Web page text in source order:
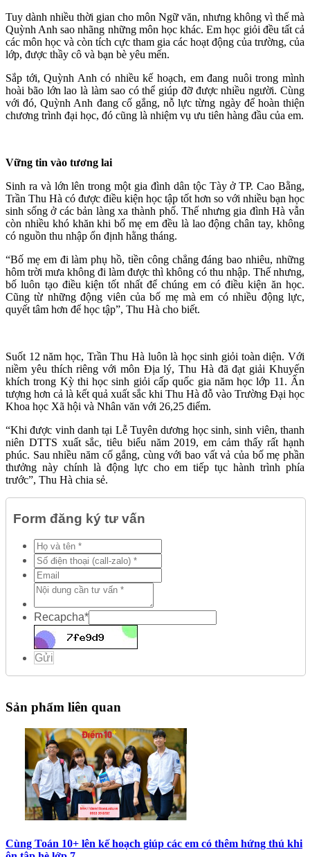
Tuy dành nhiều thời gian cho môn Ngữ văn, nhưng không vì thế mà
Quỳnh Anh sao nhãng những môn học khác. Em học giỏi đều tất cả
các môn học và còn tích cực tham gia các hoạt động của trường, của
lớp, được thầy cô và bạn bè yêu mến.
Sắp tới, Quỳnh Anh có nhiều kế hoạch, em đang nuôi trong mình
hoài bão lớn lao là làm sao có thể giúp đỡ được nhiều người. Cùng
với đó, Quỳnh Anh đang cố gắng, nỗ lực từng ngày để hoàn thiện
chương trình đại học, đó cũng là nhiệm vụ ưu tiên hàng đầu của em.
Vững tin vào tương lai
Sinh ra và lớn lên trong một gia đình dân tộc Tày ở TP. Cao Bằng,
Trần Thu Hà có được điều kiện học tập tốt hơn so với nhiều bạn học
sinh sống ở các bản làng xa thành phố. Thế nhưng gia đình Hà vẫn
còn nhiều khó khăn khi bố mẹ em đều là lao động chân tay, không
có nguồn thu nhập ổn định hằng tháng.
“Bố mẹ em đi làm phụ hồ, tiền công chẳng đáng bao nhiêu, những
hôm trời mưa không đi làm được thì không có thu nhập. Thế nhưng,
bố luôn tạo điều kiện tốt nhất để chúng em có điều kiện ăn học.
Cũng từ những động viên của bố mẹ mà em có nhiều động lực,
quyết tâm hơn để học tập”, Thu Hà cho biết.
Suốt 12 năm học, Trần Thu Hà luôn là học sinh giỏi toàn diện. Với
niềm yêu thích riêng với môn Địa lý, Thu Hà đã đạt giải Khuyến
khích trong Kỳ thi học sinh giỏi cấp quốc gia năm học lớp 11. Ấn
tượng hơn cả là kết quả xuất sắc khi Thu Hà đỗ vào Trường Đại học
Khoa học Xã hội và Nhân văn với 26,25 điểm.
“Khi được vinh danh tại Lễ Tuyên dương học sinh, sinh viên, thanh
niên DTTS xuất sắc, tiêu biểu năm 2019, em cảm thấy rất hạnh
phúc. Sau nhiều năm cố gắng, cùng với bao vất vả của bố mẹ phần
thưởng này chính là động lực cho em tiếp tục hành trình phía
trước”, Thu Hà chia sẻ.
Form đăng ký tư vấn
Recapcha*
Gửi
Sản phẩm liên quan
Cùng Toán 10+ lên kế hoạch giúp các em có thêm hứng thú khi